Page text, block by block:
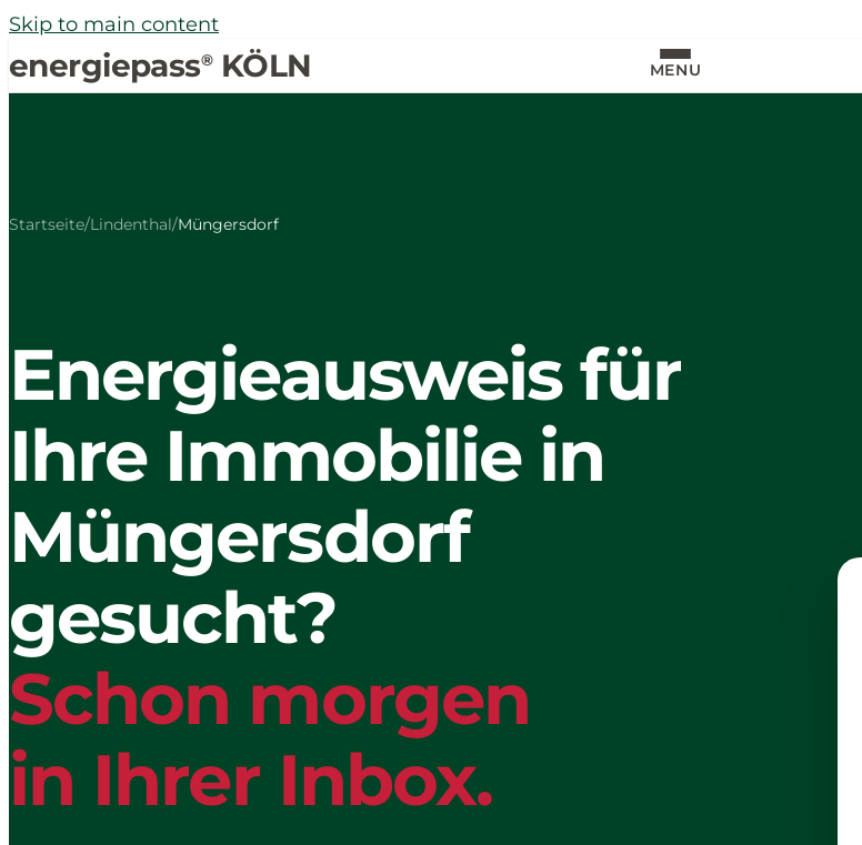
Skip to main content
energiepass®KÖLN MENU
Startseite/Lindenthal/Müngersdorf
Energieausweis für
Ihre Immobilie in
Müngersdorf
gesucht?
Schon morgen
in Ihrer Inbox.